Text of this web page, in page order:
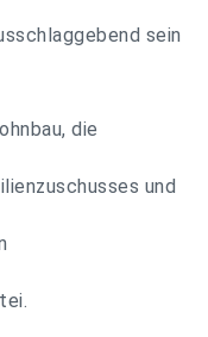
sein
die
und